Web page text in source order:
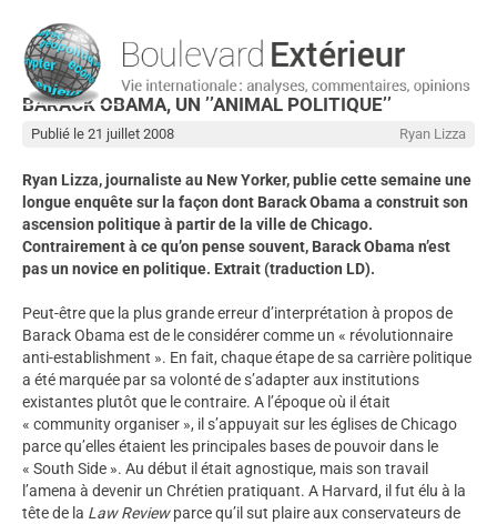
BARACK OBAMA, UN ’’ANIMAL POLITIQUE’’
Ryan Lizza
Publié le 21 juillet 2008
Ryan Lizza, journaliste au New Yorker, publie cette semaine une
longue enquête sur la façon dont Barack Obama a construit son
ascension politique à partir de la ville de Chicago.
Contrairement à ce qu’on pense souvent, Barack Obama n’est
pas un novice en politique. Extrait (traduction LD).
Peut-être que la plus grande erreur d’interprétation à propos de
Barack Obama est de le considérer comme un « révolutionnaire
anti-establishment ». En fait, chaque étape de sa carrière politique
a été marquée par sa volonté de s’adapter aux institutions
existantes plutôt que le contraire. A l’époque où il était
« community organiser », il s’appuyait sur les églises de Chicago
parce qu’elles étaient les principales bases de pouvoir dans le
« South Side ». Au début il était agnostique, mais son travail
l’amena à devenir un Chrétien pratiquant. A Harvard, il fut élu à la
tête de la Law Reviewparce qu’il sut plaire aux conservateurs de